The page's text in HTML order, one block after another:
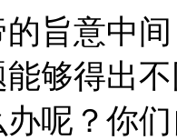
的旨意中
够得出
呢？你